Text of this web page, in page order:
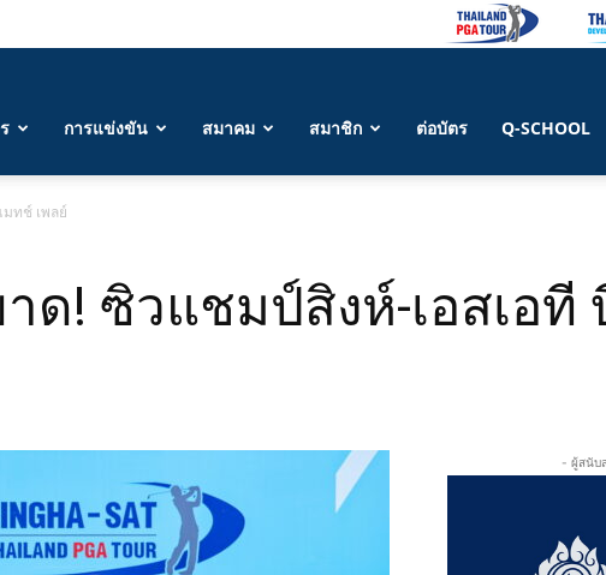
การแข่งขัน สมาคม สมาชิก ต่อบัตร Q-SCHOOL
ทช์ เพลย์
ด! ซิวแชมป์สิงห์-เอสเอที
- ผู้สนับ